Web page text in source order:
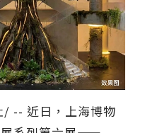
/ -- 近日，上海博物